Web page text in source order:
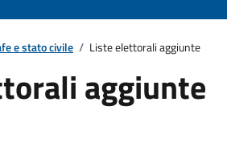
e stato civile / Liste elettorali aggiunte
aggiunte